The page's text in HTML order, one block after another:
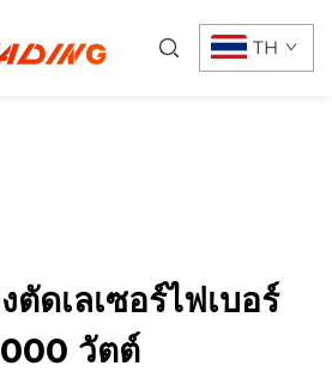
TH
ตัดเลเซอร์ไฟเบอร์
วัตต์